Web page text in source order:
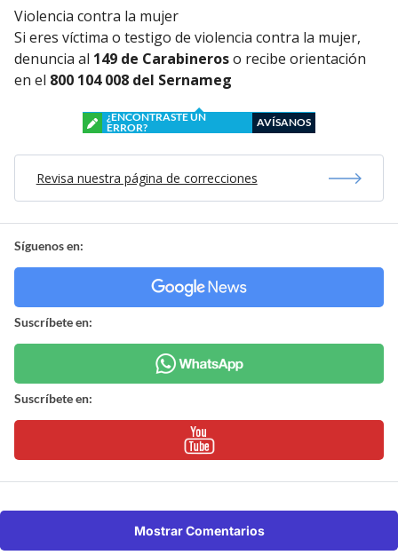
Violencia contra la mujer
Si eres víctima o testigo de violencia contra la mujer,
denuncia al 149 de Carabineroso recibe orientación
en el 800 104 008 del Sernameg
¿ENCONTRASTE UN
ERROR?
AVÍSANOS
Revisa nuestra página de correcciones
Síguenos en:
Suscríbete en:
Suscríbete en:
Mostrar Comentarios